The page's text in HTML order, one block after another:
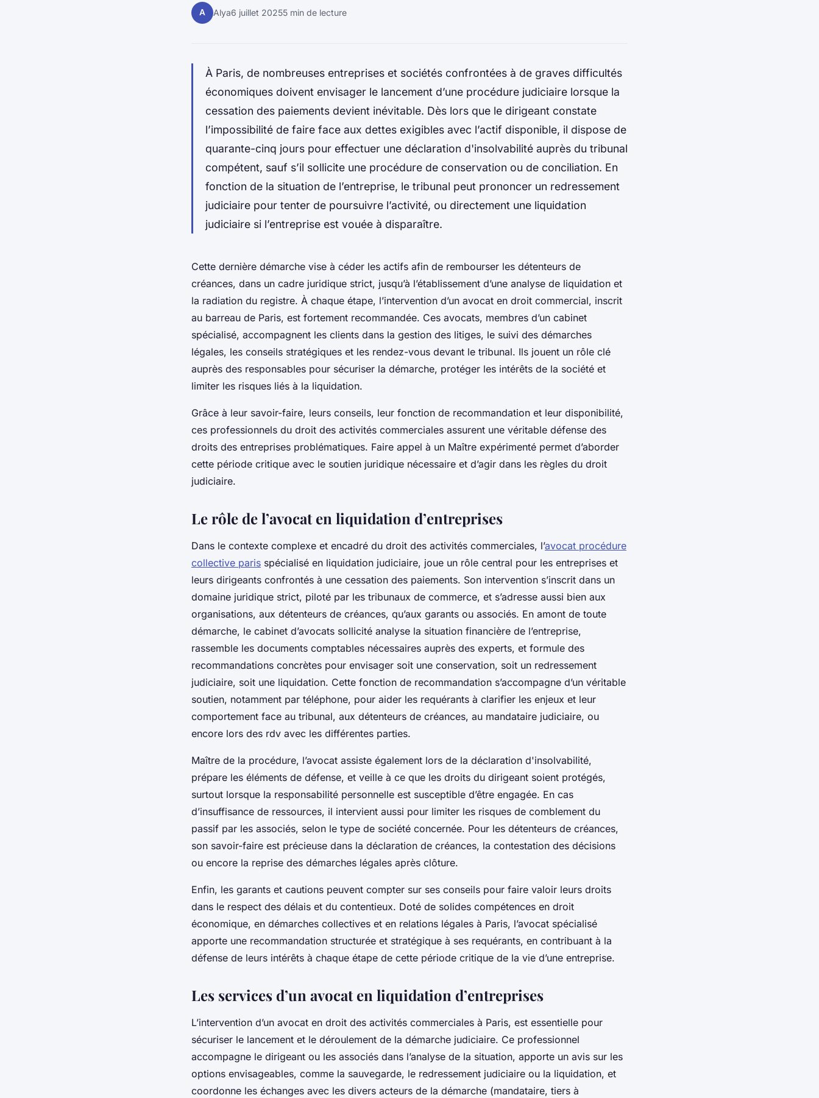
A Alya6 juillet 20255 min de lecture
À Paris, de nombreuses entreprises et sociétés confrontées à de graves difficultés
économiques doivent envisager le lancement d’une procédure judiciaire lorsque la
cessation des paiements devient inévitable. Dès lors que le dirigeant constate
l’impossibilité de faire face aux dettes exigibles avec l’actif disponible, il dispose de
quarante-cinq jours pour effectuer une déclaration d'insolvabilité auprès du tribunal
compétent, sauf s’il sollicite une procédure de conservation ou de conciliation. En
fonction de la situation de l’entreprise, le tribunal peut prononcer un redressement
judiciaire pour tenter de poursuivre l’activité, ou directement une liquidation
judiciaire si l’entreprise est vouée à disparaître.
Cette dernière démarche vise à céder les actifs afin de rembourser les détenteurs de
créances, dans un cadre juridique strict, jusqu’à l’établissement d’une analyse de liquidation et
la radiation du registre. À chaque étape, l’intervention d’un avocat en droit commercial, inscrit
au barreau de Paris, est fortement recommandée. Ces avocats, membres d’un cabinet
spécialisé, accompagnent les clients dans la gestion des litiges, le suivi des démarches
légales, les conseils stratégiques et les rendez-vous devant le tribunal. Ils jouent un rôle clé
auprès des responsables pour sécuriser la démarche, protéger les intérêts de la société et
limiter les risques liés à la liquidation.
Grâce à leur savoir-faire, leurs conseils, leur fonction de recommandation et leur disponibilité,
ces professionnels du droit des activités commerciales assurent une véritable défense des
droits des entreprises problématiques. Faire appel à un Maître expérimenté permet d’aborder
cette période critique avec le soutien juridique nécessaire et d’agir dans les règles du droit
judiciaire.
Le rôle de l’avocat en liquidation d’entreprises
Dans le contexte complexe et encadré du droit des activités commerciales, l’avocat procédure
collective paris spécialisé en liquidation judiciaire, joue un rôle central pour les entreprises et
leurs dirigeants confrontés à une cessation des paiements. Son intervention s’inscrit dans un
domaine juridique strict, piloté par les tribunaux de commerce, et s’adresse aussi bien aux
organisations, aux détenteurs de créances, qu’aux garants ou associés. En amont de toute
démarche, le cabinet d’avocats sollicité analyse la situation financière de l’entreprise,
rassemble les documents comptables nécessaires auprès des experts, et formule des
recommandations concrètes pour envisager soit une conservation, soit un redressement
judiciaire, soit une liquidation. Cette fonction de recommandation s’accompagne d’un véritable
soutien, notamment par téléphone, pour aider les requérants à clarifier les enjeux et leur
comportement face au tribunal, aux détenteurs de créances, au mandataire judiciaire, ou
encore lors des rdv avec les différentes parties.
Maître de la procédure, l’avocat assiste également lors de la déclaration d'insolvabilité,
prépare les éléments de défense, et veille à ce que les droits du dirigeant soient protégés,
surtout lorsque la responsabilité personnelle est susceptible d’être engagée. En cas
d’insuffisance de ressources, il intervient aussi pour limiter les risques de comblement du
passif par les associés, selon le type de société concernée. Pour les détenteurs de créances,
son savoir-faire est précieuse dans la déclaration de créances, la contestation des décisions
ou encore la reprise des démarches légales après clôture.
Enfin, les garants et cautions peuvent compter sur ses conseils pour faire valoir leurs droits
dans le respect des délais et du contentieux. Doté de solides compétences en droit
économique, en démarches collectives et en relations légales à Paris, l’avocat spécialisé
apporte une recommandation structurée et stratégique à ses requérants, en contribuant à la
défense de leurs intérêts à chaque étape de cette période critique de la vie d’une entreprise.
Les services d’un avocat en liquidation d’entreprises
L’intervention d’un avocat en droit des activités commerciales à Paris, est essentielle pour
sécuriser le lancement et le déroulement de la démarche judiciaire. Ce professionnel
accompagne le dirigeant ou les associés dans l’analyse de la situation, apporte un avis sur les
options envisageables, comme la sauvegarde, le redressement judiciaire ou la liquidation, et
coordonne les échanges avec les divers acteurs de la démarche (mandataire, tiers à